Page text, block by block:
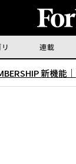
連載
新機能｜